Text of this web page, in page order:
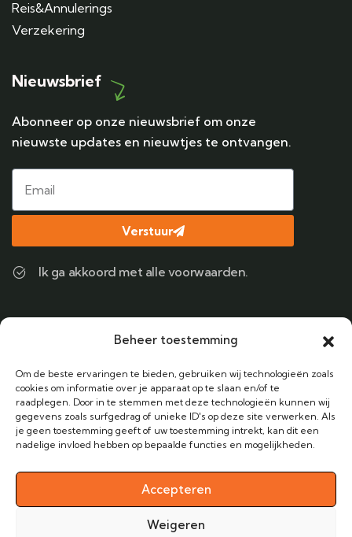
Beheer toestemming
Om de beste ervaringen te bieden, gebruiken wij technologieën zoals
cookies om informatie over je apparaat op te slaan en/of te
raadplegen. Door in te stemmen met deze technologieën kunnen wij
gegevens zoals surfgedrag of unieke ID's op deze site verwerken. Als
je geen toestemming geeft of uw toestemming intrekt, kan dit een
nadelige invloed hebben op bepaalde functies en mogelijkheden.
Accepteren
Weigeren
Reis&Annulerings
Verzekering
Nieuwsbrief
Abonneer op onze nieuwsbrief om onze
nieuwste updates en nieuwtjes te ontvangen.
Verstuur
Ik ga akkoord met alle voorwaarden.
Bel ons
+31 (0) 6 38424122
Email Adres
info@vakantieanders.nl
Kantoor
Zandheuvel 52B, 4901 HW Oosterhout